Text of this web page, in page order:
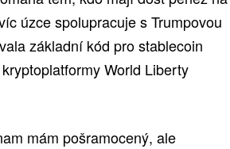
úzce spolupracuje s Trumpovou
základní kód pro stablecoin
World Liberty
mám pošramocený, ale